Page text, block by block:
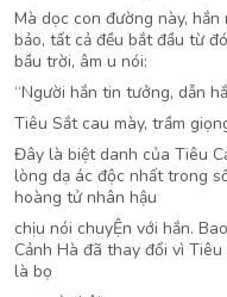
Mà dọc con đường này,
bảo, tất cả đều bắt đầu từ
bầu trời, âm u nói:
“Người hắn tin tưởng, dẫn
Tiêu Sắt cau mày, trầm
Đây là biệt danh của Tiêu
lòng dạ ác độc nhất trong
hoàng tử nhân hậu
chịu nói chuyỆn với hắn.
Cảnh Hà đã thay đổi vì
là bọ